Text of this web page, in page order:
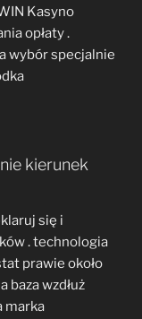
Kasyno
opłaty .
wybór specjalnie
kierunek
się i
. technologia
prawie około
baza wzdłuż
marka